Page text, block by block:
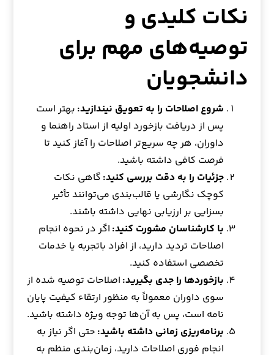
نکات کلیدی و
توصیه‌های مهم برای
دانشجویان
شروع اصلاحات را به تعویق نیندازید: بهتر است
پس از دریافت بازخورد اولیه از استاد راهنما و
داوران، هر چه سریع‌تر اصلاحات را آغاز کنید تا
فرصت کافی داشته باشید.
جزئیات را به دقت بررسی کنید: گاهی نکات
کوچک نگارشی یا قالب‌بندی می‌توانند تأثیر
بسزایی بر ارزیابی نهایی داشته باشند.
با کارشناسان مشورت کنید: اگر در نحوه انجام
اصلاحات تردید دارید، از افراد باتجربه یا خدمات
تخصصی استفاده کنید.
بازخوردها را جدی بگیرید: اصلاحات توصیه شده از
سوی داوران معمولاً به منظور ارتقاء کیفیت پایان
نامه است، پس به آن‌ها توجه ویژه داشته باشید.
برنامه‌ریزی زمانی داشته باشید: حتی اگر نیاز به
انجام فوری اصلاحات دارید، زمان‌بندی منظم به